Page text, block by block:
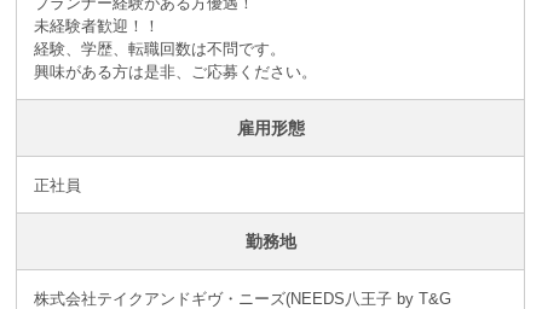
未経験者歓迎！！
経験、学歴、転職回数は不問です。
興味がある方は是非、ご応募ください。
雇用形態
正社員
勤務地
株式会社テイクアンドギヴ・ニーズ(NEEDS八王子 by T&G